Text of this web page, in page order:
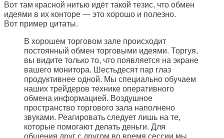
Вот там красной нитью идёт такой тезис, что обмен
идеями в их конторе — это хорошо и полезно.
Вот пример цитаты.
В хорошем торговом зале происходит
постоянный обмен торговыми идеями. Торгуя,
вы видите только то, что появляется на экране
вашего монитора. Шестьдесят пар глаз
продуктивнее одной. Мы специально обучаем
наших трейдеров технике оперативного
обмена информацией. Воздушное
пространство торгового зала наполнено
звуками. Реагировать следует лишь на те,
которые помогают делать деньги. Для